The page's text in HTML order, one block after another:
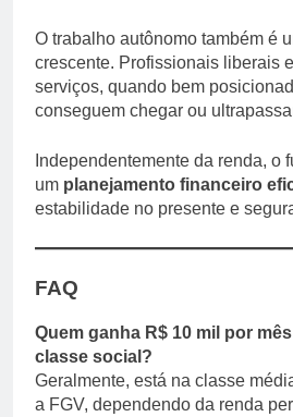
O trabalho autônomo também é
crescente. Profissionais liberais
serviços, quando bem
conseguem chegar ou
Independentemente da renda, o
um planejamento financeiro
estabilidade no presente e
FAQ
Quem ganha R$ 10 mil por
classe social?
Geralmente, está na classe
a FGV, dependendo da renda